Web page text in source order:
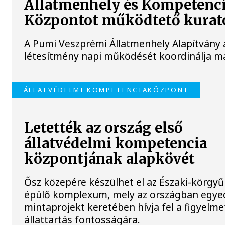
Állatmenhely és
Központot működtető
A Pumi Veszprémi Állatmenhely Alapítvány
létesítmény napi működését koordinálja
ÁLLATVÉDELMI KOMPETENCIAKÖZPONT
Letették az ország első
állatvédelmi kompetencia
központjának alapkövét
Ősz közepére készülhet el az Északi-
épülő komplexum, mely az országban
mintaprojekt keretében hívja fel a
állattartás fontosságára.